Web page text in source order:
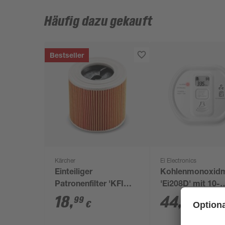
Häufig dazu gekauft
Bestseller
Kärcher
Einteiliger
Patronenfilter 'KFI
3310' für Nass- und
Trockensauger
18,99 €
Ei Electronics
'Ei208D' mit 10-
Jahres-Batterie
44, €